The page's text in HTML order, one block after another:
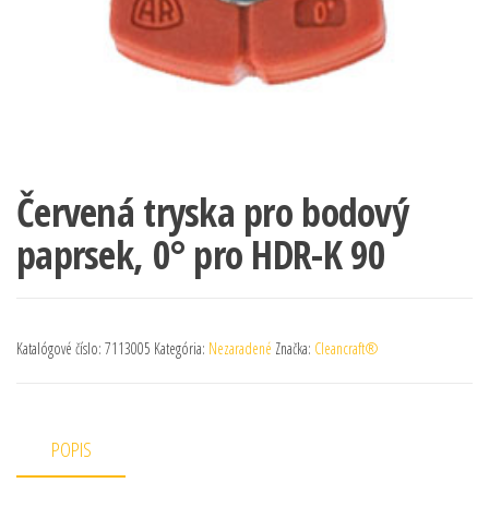
Červená tryska pro bodový
paprsek, 0° pro HDR-K 90
Katalógové číslo: 7113005 Kategória: Nezaradené Značka: Cleancraft®
POPIS